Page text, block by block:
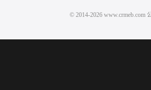
© 2014-2026